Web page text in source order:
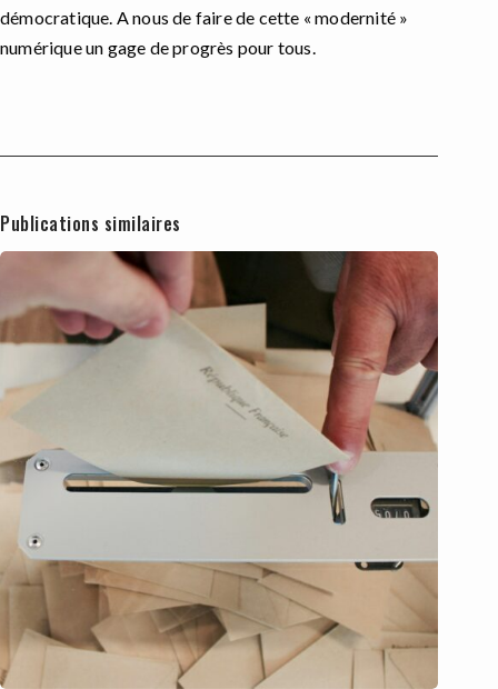
démocratique. A nous de faire de cette « modernité »
numérique un gage de progrès pour tous.
Publications similaires